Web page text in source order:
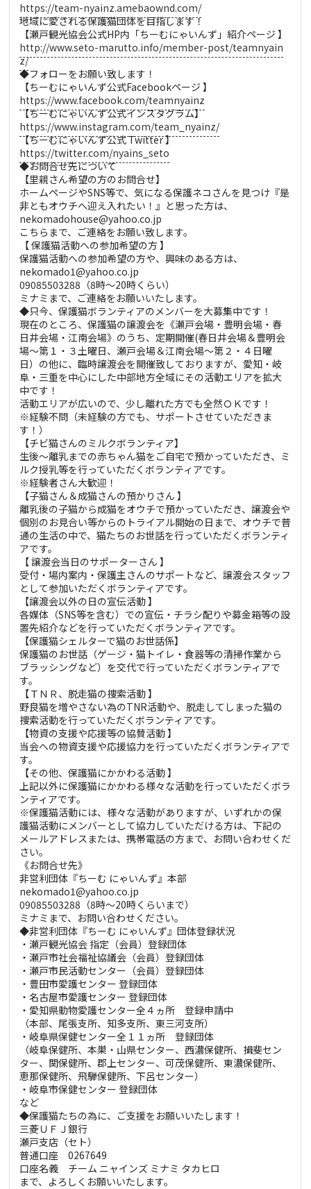
https://team-nyainz.amebaownd.com/
地域に愛される保護猫団体を目指します！
【瀬戸観光協会公式HP内「ちーむにゃいんず」紹介ページ 】
http://www.seto-marutto.info/member-post/teamnyain
z/
◆フォローをお願い致します！
【ちーむにゃいんず公式Facebookページ 】
https://www.facebook.com/teamnyainz
【ちーむにゃいんず公式インスタグラム】
https://www.instagram.com/team_nyainz/
【ちーむにゃいんず公式 Twitter 】
https://twitter.com/nyains_seto
◆お問合せ先について
【里親さん希望の方のお問合せ】
ホームページやSNS等で、気になる保護ネコさんを見つけ『是
非ともオウチへ迎え入れたい！』と思った方は、
nekomadohouse@yahoo.co.jp
こちらまで、ご連絡をお願い致します。
【 保護猫活動への参加希望の方 】
保護猫活動への参加希望の方や、興味のある方は、
nekomado1@yahoo.co.jp
09085503288（8時～20時くらい）
ミナミまで、ご連絡をお願いいたします。
◆只今、保護猫ボランティアのメンバーを大募集中です！
現在のところ、保護猫の譲渡会を《瀬戸会場・豊明会場・春
日井会場・江南会場》のうち、定期開催(春日井会場＆豊明会
場～第１・３土曜日、瀬戸会場＆江南会場～第２・４日曜
日）の他に、臨時譲渡会を開催致しておりますが、愛知・岐
阜・三重を中心にした中部地方全域にその活動エリアを拡大
中です！
活動エリアが広いので、少し離れた方でも全然ＯＫです！
※経験不問（未経験の方でも、サポートさせていただきま
す！）
【チビ猫さんのミルクボランティア】
生後～離乳までの赤ちゃん猫をご自宅で預かっていただき、ミ
ルク授乳等を行っていただくボランティアです。
※経験者さん大歓迎！
【子猫さん＆成猫さんの預かりさん 】
離乳後の子猫から成猫をオウチで預かっていただき、譲渡会や
個別のお見合い等からのトライアル開始の日まで、オウチで普
通の生活の中で、猫たちのお世話を行っていただくボランティ
アです。
【 譲渡会当日のサポーターさん 】
受付・場内案内・保護主さんのサポートなど、譲渡会スタッフ
として参加いただくボランティアです。
【譲渡会以外の日の宣伝活動 】
各媒体（SNS等を含む）での宣伝・チラシ配りや募金箱等の設
置先紹介などを行っていただくボランティアです。
【保護猫シェルターで猫のお世話係】
保護猫のお世話（ゲージ・猫トイレ・食器等の清掃作業から
ブラッシングなど）を交代で行っていただくボランティアで
す。
【ＴＮＲ、脱走猫の捜索活動 】
野良猫を増やさない為のTNR活動や、脱走してしまった猫の
捜索活動を行っていただくボランティアです。
【物資の支援や応援等の協賛活動 】
当会への物資支援や応援協力を行っていただくボランティアで
す。
【その他、保護猫にかかわる活動 】
上記以外に保護猫にかかわる様々な活動を行っていただくボラ
ンティアです。
※保護猫活動には、様々な活動がありますが、いずれかの保
護猫活動にメンバーとして協力していただける方は、下記の
メールアドレスまたは、携帯電話の方まで、お問い合わせくだ
さい。
《お問合せ先》
非営利団体『ちーむ にゃいんず』本部
nekomado1@yahoo.co.jp
09085503288（8時～20時くらいまで）
ミナミまで、お問い合わせください。
◆非営利団体『ちーむ にゃいんず』団体登録状況
・瀬戸観光協会 指定（会員）登録団体
・瀬戸市社会福祉協議会（会員）登録団体
・瀬戸市民活動センター（会員）登録団体
・豊田市愛護センター 登録団体
・名古屋市愛護センター 登録団体
・愛知県動物愛護センター全４ヵ所 登録申請中
（本部、尾張支所、知多支所、東三河支所）
・岐阜県保健センター全１１ヵ所 登録団体
（岐阜保健所、本巣・山県センター、西濃保健所、揖斐セン
ター、関保健所、郡上センター、可茂保健所、東濃保健所、
恵那保健所、飛騨保健所、下呂センター）
・岐阜市保健センター 登録団体
など
◆保護猫たちの為に、ご支援をお願いいたします！
三菱ＵＦＪ銀行
瀬戸支店（セト）
普通口座 0267649
口座名義 チーム ニャインズ ミナミ タカヒロ
まで、よろしくお願いいたします。